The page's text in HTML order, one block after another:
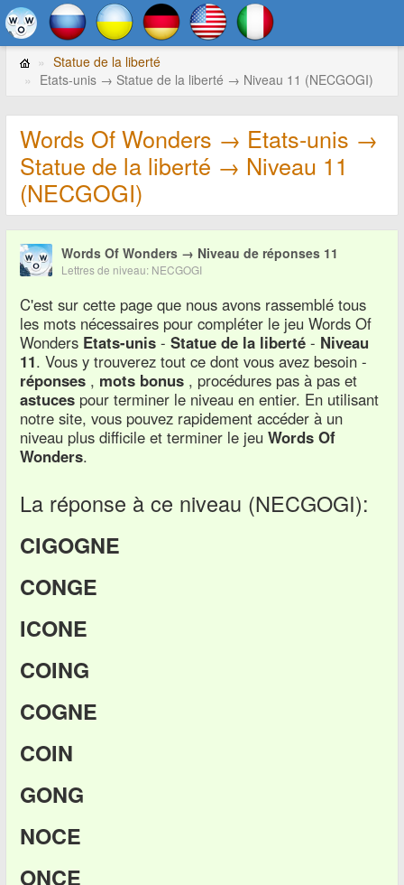
Statue de la liberté
Etats-unis → Statue de la liberté → Niveau 11 (NECGOGI)
Words Of Wonders → Etats-unis →
Statue de la liberté → Niveau 11
(NECGOGI)
Words Of Wonders → Niveau de réponses 11
Lettres de niveau: NECGOGI
C'est sur cette page que nous avons rassemblé tous
les mots nécessaires pour compléter le jeu Words Of
Wonders Etats-unis - Statue de la liberté - Niveau
11. Vous y trouverez tout ce dont vous avez besoin -
réponses , mots bonus , procédures pas à pas et
astuces pour terminer le niveau en entier. En utilisant
notre site, vous pouvez rapidement accéder à un
niveau plus difficile et terminer le jeu Words Of
Wonders.
La réponse à ce niveau (NECGOGI):
CIGOGNE
CONGE
ICONE
COING
COGNE
COIN
GONG
NOCE
ONCE